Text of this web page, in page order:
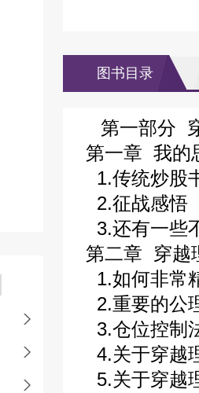
图书目录
第一部分
第一章 我的
1.传统炒股
2.征战感悟
3.还有一些
第二章 穿越
1.如何非常
2.重要的公
3.仓位控制
4.关于穿越
5.关于穿越